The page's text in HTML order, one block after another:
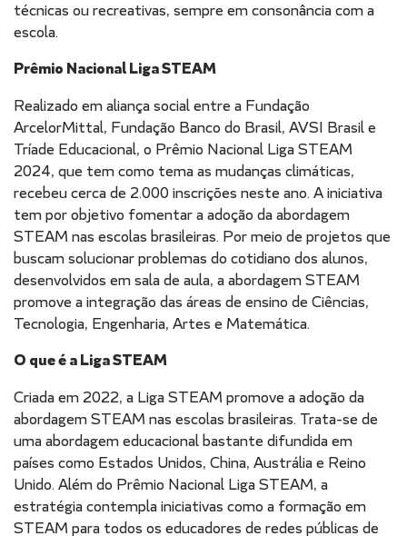
técnicas ou recreativas, sempre em consonância com a
escola.
Prêmio Nacional Liga STEAM
Realizado em aliança social entre a Fundação
ArcelorMittal, Fundação Banco do Brasil, AVSI Brasil e
Tríade Educacional, o Prêmio Nacional Liga STEAM
2024, que tem como tema as mudanças climáticas,
recebeu cerca de 2.000 inscrições neste ano. A iniciativa
tem por objetivo fomentar a adoção da abordagem
STEAM nas escolas brasileiras. Por meio de projetos que
buscam solucionar problemas do cotidiano dos alunos,
desenvolvidos em sala de aula, a abordagem STEAM
promove a integração das áreas de ensino de Ciências,
Tecnologia, Engenharia, Artes e Matemática.
O que é a Liga STEAM
Criada em 2022, a Liga STEAM promove a adoção da
abordagem STEAM nas escolas brasileiras. Trata-se de
uma abordagem educacional bastante difundida em
países como Estados Unidos, China, Austrália e Reino
Unido. Além do Prêmio Nacional Liga STEAM, a
estratégia contempla iniciativas como a formação em
STEAM para todos os educadores de redes públicas de